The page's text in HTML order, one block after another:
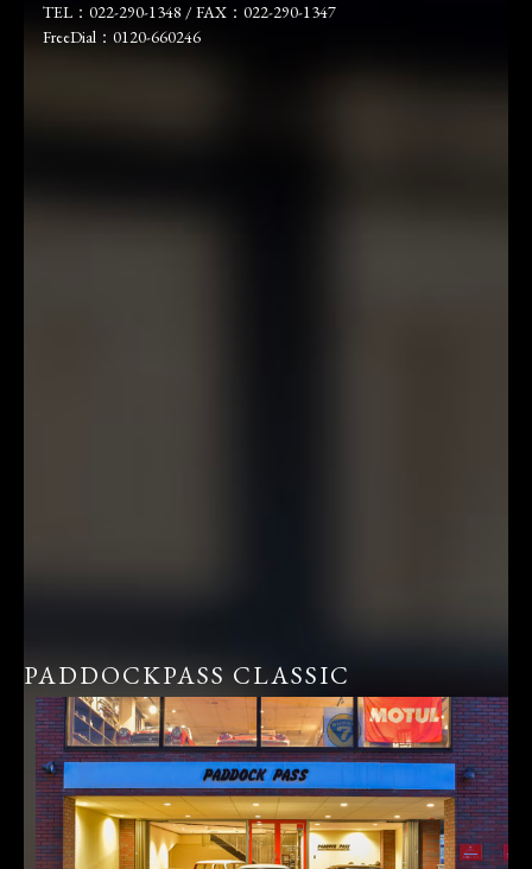
TEL：022-290-1348 / FAX：022-290-1347
FreeDial：0120-660246
PADDOCKPASS CLASSIC